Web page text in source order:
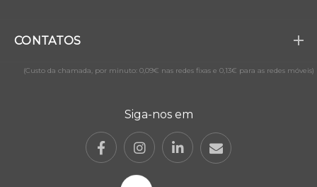
CONTATOS
(Custo da chamada, por minuto: 0,09€ nas redes fixas e 0,13€ para as redes móveis)
Siga-nos em